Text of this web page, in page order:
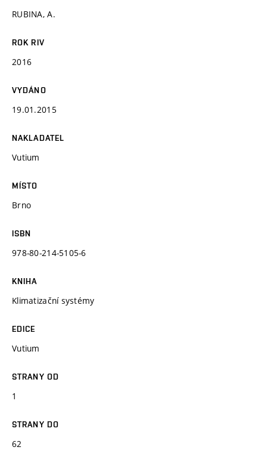
RUBINA, A.
ROK RIV
2016
VYDÁNO
19.01.2015
NAKLADATEL
Vutium
MÍSTO
Brno
ISBN
978-80-214-5105-6
KNIHA
Klimatizační systémy
EDICE
Vutium
STRANY OD
1
STRANY DO
62